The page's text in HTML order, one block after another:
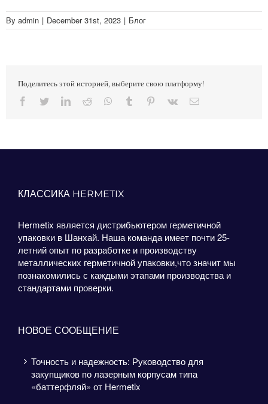
By admin | December 31st, 2023 | Блог
Поделитесь этой историей, выберите свою платформу!
Facebook
TwitterLinkedIn
Reddit Whatsapp
Tumblr Pinterest
Vk Email
КЛАССИКА HERMETIX
Hermetix является дистрибьютером герметичной
упаковки в Шанхай. Наша команда имеет почти 25-
летний опыт по разработке и производству
металлических герметичной упаковки,что значит мы
познакомились с каждыми этапами производства и
стандартами проверки.
НОВОЕ СООБЩЕНИЕ
Точность и надежность: Руководство для
закупщиков по лазерным корпусам типа
«баттерфляй» от Hermetix